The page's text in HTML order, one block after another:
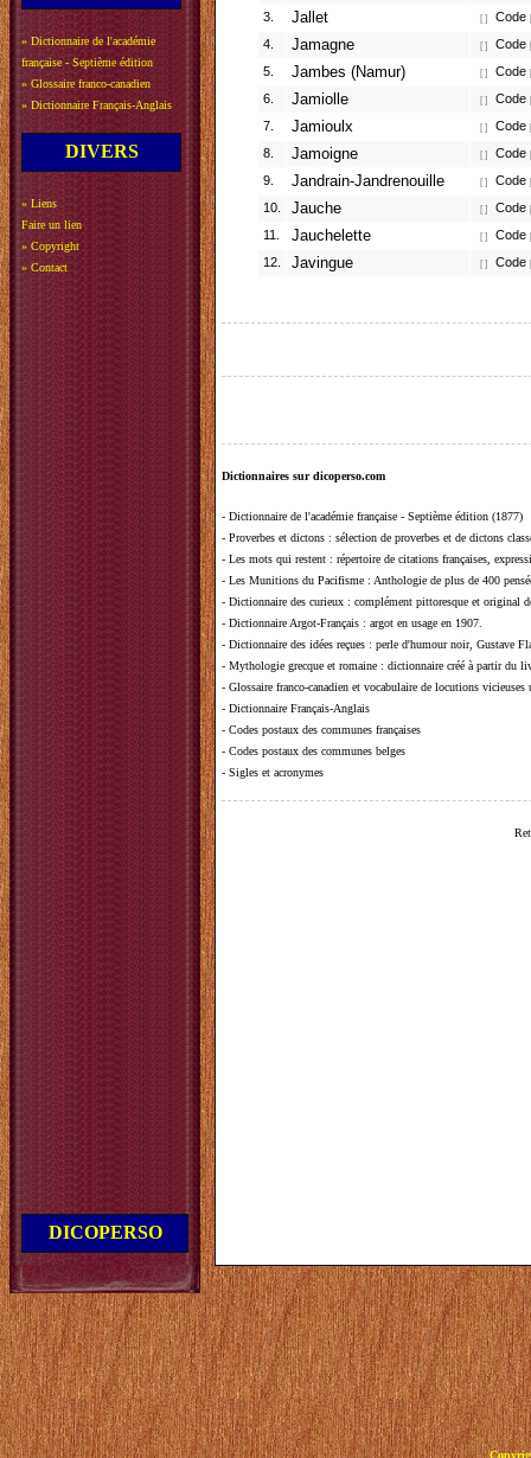
» Dictionnaire de l'académie
française - Septième édition
» Glossaire franco-canadien
» Dictionnaire Français-Anglais
DIVERS
» Liens
Faire un lien
» Copyright
» Contact
DICOPERSO
3.
Jallet [ ]
Code
4.
Jamagne [ ]
Code
5.
Jambes (Namur) [ ]
Code
6.
Jamiolle [ ]
Code
7.
Jamioulx [ ]
Code
8.
Jamoigne [ ]
Code
9.
Jandrain-Jandrenouille [ ]
Code
10.
Jauche [ ]
Code
11.
Jauchelette [ ]
Code
12.
Javingue [ ] Code
Dictionnaires sur dicoperso.com
- Dictionnaire de l'académie française - Septième édition (1877)
- Proverbes et dictons : sélection de proverbes et de dictons
- Les mots qui restent : répertoire de citations françaises,
- Les Munitions du Pacifisme : Anthologie de plus de 400
- Dictionnaire des curieux : complément pittoresque et original
- Dictionnaire Argot-Français : argot en usage en 1907.
- Dictionnaire des idées reçues : perle d'humour noir, Gustave
- Mythologie grecque et romaine : dictionnaire créé à partir du
- Glossaire franco-canadien et vocabulaire de locutions vicieuses
- Dictionnaire Français-Anglais
- Codes postaux des communes françaises
- Codes postaux des communes belges
- Sigles et acronymes